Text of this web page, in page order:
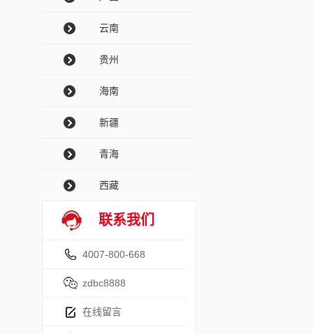
云南
贵州
海南
新疆
青海
西藏
联系我们
4007-800-668
zdbc8888
在线留言